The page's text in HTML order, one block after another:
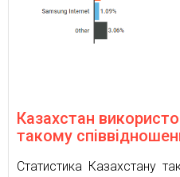
Казахстан
такому
Статистика Казахстану